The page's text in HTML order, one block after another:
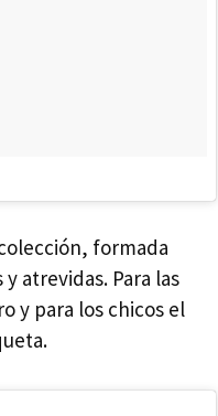
formada
atrevidas. Para las
y para los chicos el